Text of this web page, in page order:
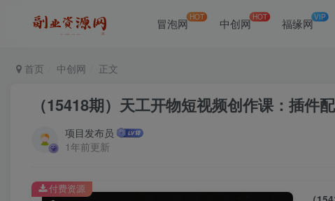
冒泡网 HOT 中创网 HOT 福缘网VIP
首页 中创网 正文
（15418期）天工开物短视频创作课：插
项目发布员
1年前更新
付费资源